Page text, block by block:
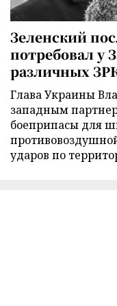
Зеленский
потребовал у
различных
Глава Украины
западным
боеприпасы для
ударов по